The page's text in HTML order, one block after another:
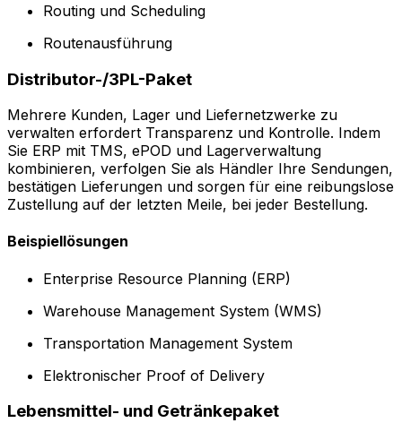
Routing und Scheduling
Routenausführung
Distributor-/3PL-Paket
Mehrere Kunden, Lager und Liefernetzwerke zu
verwalten erfordert Transparenz und Kontrolle. Indem
Sie ERP mit TMS, ePOD und Lagerverwaltung
kombinieren, verfolgen Sie als Händler Ihre Sendungen,
bestätigen Lieferungen und sorgen für eine reibungslose
Zustellung auf der letzten Meile, bei jeder Bestellung.
Beispiellösungen
Enterprise Resource Planning (ERP)
Warehouse Management System (WMS)
Transportation Management System
Elektronischer Proof of Delivery
Lebensmittel- und Getränkepaket